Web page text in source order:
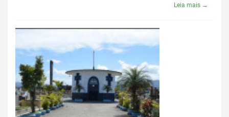
Leia mais →